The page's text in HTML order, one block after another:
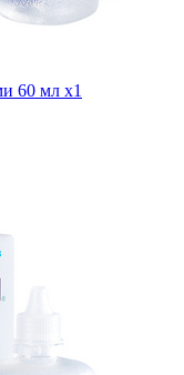
60 мл x1